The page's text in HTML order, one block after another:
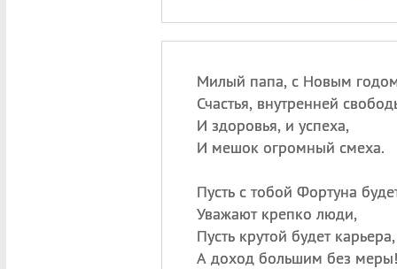
Милый папа, с Новым
Счастья, внутренней
И здоровья, и успеха,
И мешок огромный смеха.
Пусть с тобой Фортуна
Уважают крепко люди,
Пусть крутой будет карьера,
А доход большим без меры!